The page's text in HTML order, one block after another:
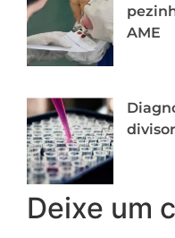
AME
Deixe um